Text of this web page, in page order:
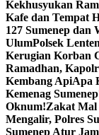
Kekhusyukan
Kafe dan Tempat
127 Sumenep dan
UlumPolsek
Kerugian Korban
Ramadhan,
Kembang ApiApa
Kemenag
Oknum!Zakat Mal
Mengalir, Polres
Sumenep Atur